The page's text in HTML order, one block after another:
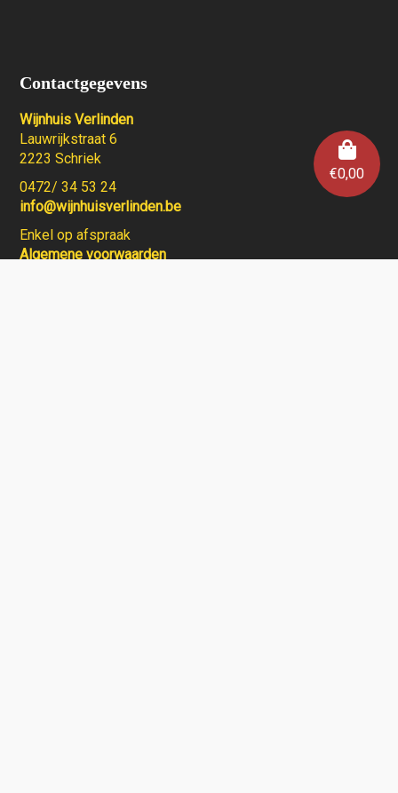
€0,00
Contactgegevens
Wijnhuis Verlinden
Lauwrijkstraat 6
2223 Schriek
0472/ 34 53 24
info@wijnhuisverlinden.be
Enkel op afspraak
Algemene voorwaarden